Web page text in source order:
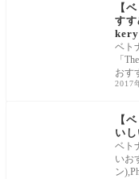
【
す
kery
ベト
「
おす
2017
【
い
ベト
いお
ン